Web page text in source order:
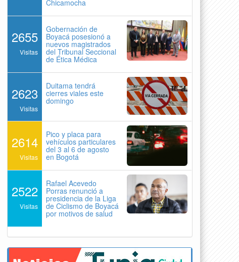
Chicamocha
2655
Visitas
Gobernación de
Boyacá posesionó a
nuevos magistrados
del Tribunal Seccional
de Ética Médica
2623
Visitas
Duitama tendrá
cierres viales este
domingo
2614
Visitas
Pico y placa para
vehículos particulares
del 3 al 6 de agosto
en Bogotá
2522
Visitas
Rafael Acevedo
Porras renunció a
presidencia de la Liga
de Ciclismo de Boyacá
por motivos de salud